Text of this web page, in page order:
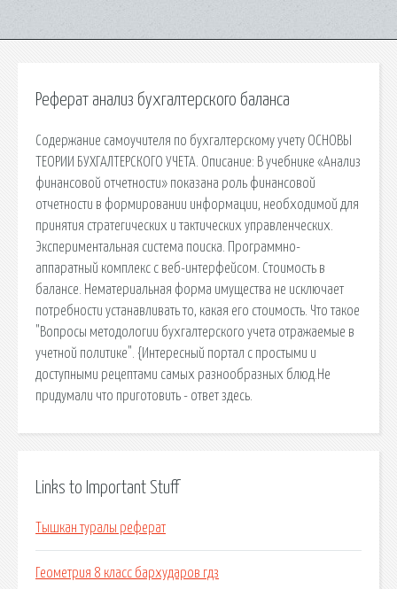
Реферат анализ бухгалтерского баланса
Содержание самоучителя по бухгалтерскому учету ОСНОВЫ
ТЕОРИИ БУХГАЛТЕРСКОГО УЧЕТА. Описание: В учебнике «Анализ
финансовой отчетности» показана роль финансовой
отчетности в формировании информации, необходимой для
принятия стратегических и тактических управленческих.
Экспериментальная система поиска. Программно-
аппаратный комплекс с веб-интерфейсом. Стоимость в
балансе. Нематериальная форма имущества не исключает
потребности устанавливать то, какая его стоимость. Что такое
"Вопросы методологии бухгалтерского учета отражаемые в
учетной политике". {Интересный портал с простыми и
доступными рецептами самых разнообразных блюд.Не
придумали что приготовить - ответ здесь.
Links to Important Stuff
Тышкан туралы реферат
Геометрия 8 класс бархударов гдз